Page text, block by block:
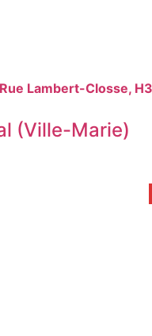
Lambert-Closse,
(Ville-Marie)